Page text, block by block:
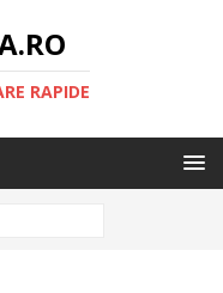
RAPIDE